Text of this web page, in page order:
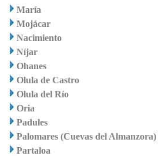
María
Mojácar
Nacimiento
Níjar
Ohanes
Olula de Castro
Olula del Río
Oria
Padules
Palomares (Cuevas del Almanzora)
Partaloa